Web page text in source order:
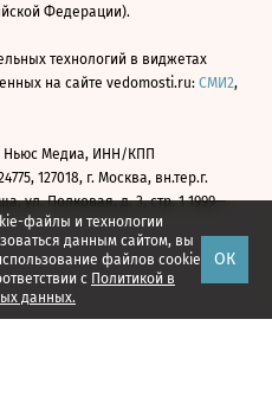
файлы и технологии
данным сайтом, вы
файлов cookie
с Политикой в
данных.
ОК
Федерации).
технологий в виджетах
на сайте vedomosti.ru: СМИ2,
Ньюс Медиа, ИНН/КПП
127018, г. Москва, вн.тер.г.
ул. Полковая, д. 3, стр. 1 1999—